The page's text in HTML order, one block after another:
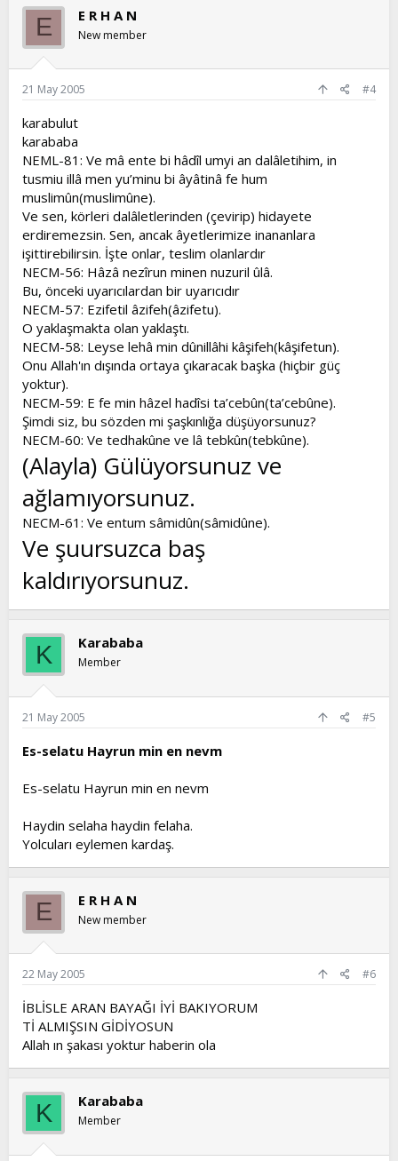
E E R H A N
New member
21 May 2005 #4
karabulut
karababa
NEML-81: Ve mâ ente bi hâdîl umyi an dalâletihim, in
tusmiu illâ men yu’minu bi âyâtinâ fe hum
muslimûn(muslimûne).
Ve sen, körleri dalâletlerinden (çevirip) hidayete
erdiremezsin. Sen, ancak âyetlerimize inananlara
işittirebilirsin. İşte onlar, teslim olanlardır
NECM-56: Hâzâ nezîrun minen nuzuril ûlâ.
Bu, önceki uyarıcılardan bir uyarıcıdır
NECM-57: Ezifetil âzifeh(âzifetu).
O yaklaşmakta olan yaklaştı.
NECM-58: Leyse lehâ min dûnillâhi kâşifeh(kâşifetun).
Onu Allah'ın dışında ortaya çıkaracak başka (hiçbir güç
yoktur).
NECM-59: E fe min hâzel hadîsi ta’cebûn(ta’cebûne).
Şimdi siz, bu sözden mi şaşkınlığa düşüyorsunuz?
NECM-60: Ve tedhakûne ve lâ tebkûn(tebkûne).
(Alayla) Gülüyorsunuz ve
ağlamıyorsunuz.
NECM-61: Ve entum sâmidûn(sâmidûne).
Ve şuursuzca baş
kaldırıyorsunuz.
K Karababa
Member
21 May 2005 #5
Es-selatu Hayrun min en nevm
Es-selatu Hayrun min en nevm
Haydin selaha haydin felaha.
Yolcuları eylemen kardaş.
E E R H A N
New member
22 May 2005 #6
İBLİSLE ARAN BAYAĞI İYİ BAKIYORUM
Tİ ALMIŞSIN GİDİYOSUN
Allah ın şakası yoktur haberin ola
K Karababa
Member